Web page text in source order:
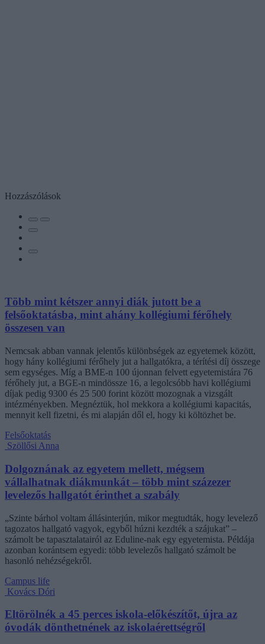
Hozzászólások
Több mint kétszer annyi diák jutott be a
felsőoktatásba, mint ahány kollégiumi férőhely
összesen van
Nemcsak abban vannak jelentős különbségek az egyetemek között,
hogy hány kollégiumi férőhely jut a hallgatókra, a térítési díj összege
sem egységes. Míg a BME-n 100 újonnan felvett egyetemistára 76
férőhely jut, a BGE-n mindössze 16, a legolcsóbb havi kollégiumi
díjak pedig 9300 és 25 500 forint között mozognak a vizsgált
intézményekben. Megnéztük, hol mekkora a kollégiumi kapacitás,
mennyit kell fizetni, és mi alapján dől el, hogy ki költözhet be.
Felsőoktatás
Szöllősi Anna
Dolgoznának az egyetem mellett, mégsem
vállalhatnak diákmunkát – több mint százezer
levelezős hallgatót érinthet a szabály
„Szinte bárhol voltam állásinterjún, mikor megtudták, hogy levelező
tagozatos hallgató vagyok, egyből húzni kezdték a szájukat” –
számolt be tapasztalatairól az Eduline-nak egy egyetemista. Példája
azonban korántsem egyedi: több levelezős hallgató számolt be
hasonló nehézségekről.
Campus life
Kovács Dóri
Eltörölnék a 45 perces iskola-előkészítőt, újra az
óvodák dönthetnének az iskolaérettségről